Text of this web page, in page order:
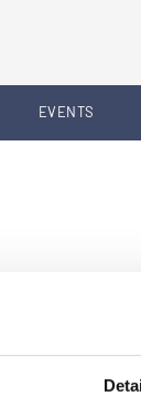
EVENTS